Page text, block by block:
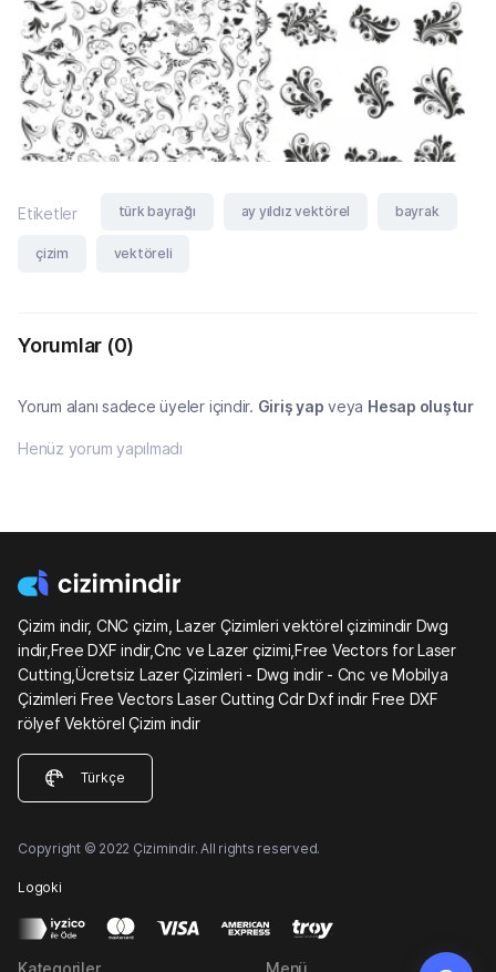
Etiketler türk bayrağı ay yıldız vektörel bayrak
çizim vektöreli
Yorumlar (0)
Yorum alanı sadece üyeler içindir. Giriş yap veya Hesap oluştur
Henüz yorum yapılmadı
Çizim indir, CNC çizim, Lazer Çizimleri vektörel çizimindir Dwg
indir,Free DXF indir,Cnc ve Lazer çizimi,Free Vectors for Laser
Cutting,Ücretsiz Lazer Çizimleri - Dwg indir - Cnc ve Mobilya
Çizimleri Free Vectors Laser Cutting Cdr Dxf indir Free DXF
rölyef Vektörel Çizim indir
Türkçe
Copyright © 2022 Çizimindir. All rights reserved.
Logoki